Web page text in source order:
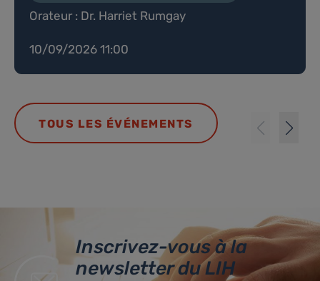
Orateur : Dr. Harriet Rumgay
10/09/2026 11:00
TOUS LES ÉVÉNEMENTS
Inscrivez-vous à la
newsletter du LIH